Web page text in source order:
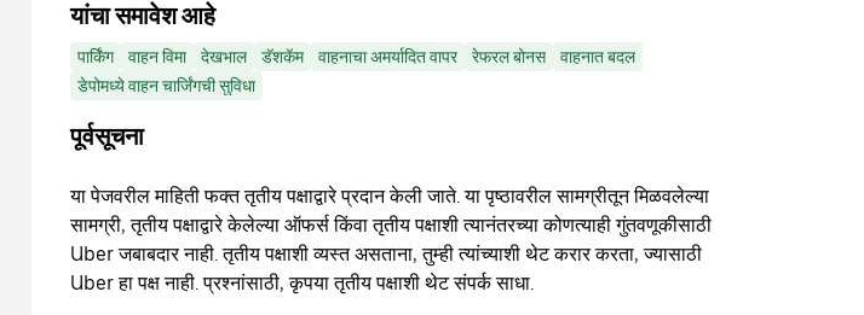
यांचा समावेश आहे
पार्किंग वाहन विमा देखभाल डॅशकॅम वाहनाचा अमर्यादित वापर रेफरल बोनस
वाहनात बदल
डेपोमध्ये वाहन चार्जिंगची सुविधा
पूर्वसूचना
या पेजवरील माहिती फक्त तृतीय पक्षाद्वारे प्रदान केली जाते. या पृष्ठावरील सामग्रीतून मिळवलेल्या
सामग्री, तृतीय पक्षाद्वारे केलेल्या ऑफर्स किंवा तृतीय पक्षाशी त्यानंतरच्या कोणत्याही गुंतवणूकीसाठी
Uber जबाबदार नाही. तृतीय पक्षाशी व्यस्त असताना, तुम्ही त्यांच्याशी थेट करार करता, ज्यासाठी
Uber हा पक्ष नाही. प्रश्नांसाठी, कृपया तृतीय पक्षाशी थेट संपर्क साधा.